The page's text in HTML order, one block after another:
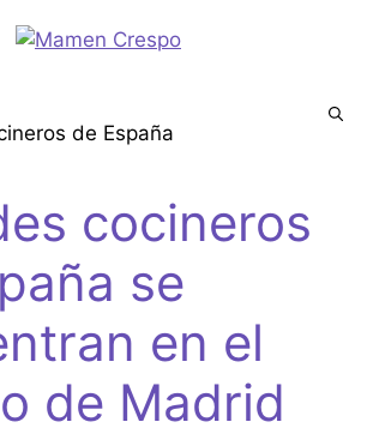
cocineros
se
en el
de Madrid